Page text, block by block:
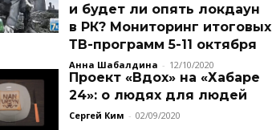
и будет ли опять локдаун
в РК? Мониторинг итоговых
ТВ-программ 5-11 октября
Анна Шабалдина - 12/10/2020
Проект «Вдох» на «Хабаре
24»: о людях для людей
Сергей Ким - 02/09/2020